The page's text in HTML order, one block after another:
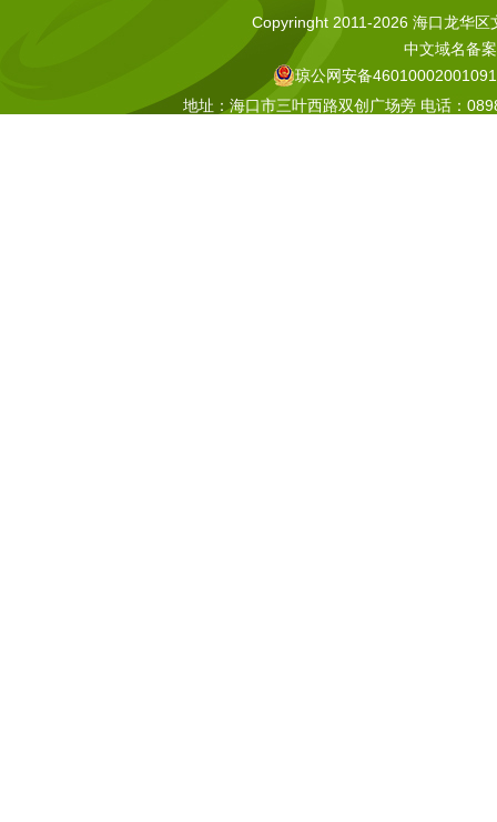
Copyringht 2011-2026 海口龙华区
中文域名备
琼公网安备46010002001091
地址：海口市三叶西路双创广场旁 电话：